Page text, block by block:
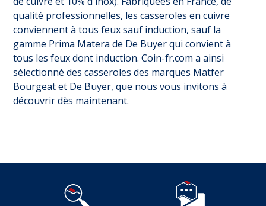
qualité professionnelles, les casseroles en cuivre
conviennent à tous feux sauf induction, sauf la
gamme Prima Matera de De Buyer qui convient à
tous les feux dont induction. Coin-fr.com a ainsi
sélectionné des casseroles des marques Matfer
Bourgeat et De Buyer, que nous vous invitons à
découvrir dès maintenant.